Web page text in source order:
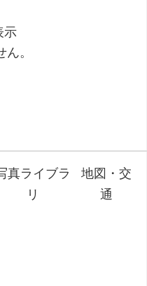
示
。
真ライブラ
リ
地図・交
通